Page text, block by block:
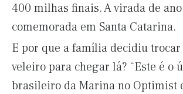
400 milhas finais. A virada de
comemorada em Santa Catarina.
E por que a família decidiu trocar
veleiro para chegar lá? “Este é o
brasileiro da Marina no Optimist